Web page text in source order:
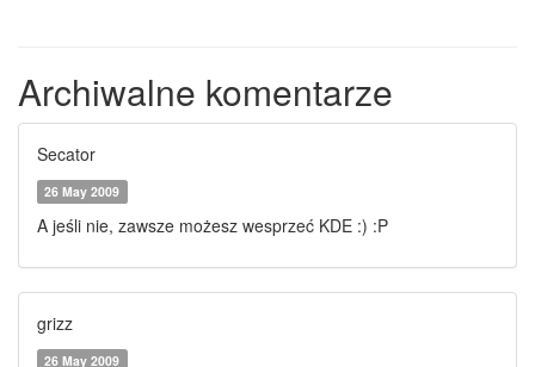
Archiwalne komentarze
Secator
26 May 2009
A jeśli nie, zawsze możesz wesprzeć KDE :) :P
grizz
26 May 2009